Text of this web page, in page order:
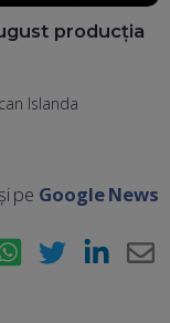
producția
Islanda
pe Google News
WhatsApp Twitter LinkedIn